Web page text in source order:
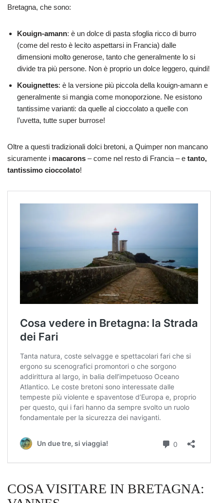
Bretagna, che sono:
Kouign-amann: è un dolce di pasta sfoglia ricco di burro
(come del resto è lecito aspettarsi in Francia) dalle
dimensioni molto generose, tanto che generalmente lo si
divide tra più persone. Non è proprio un dolce leggero, quindi!
Kouignettes: è la versione più piccola della kouign-amann e
generalmente si mangia come monoporzione. Ne esistono
tantissime varianti: da quelle al cioccolato a quelle con
l’uvetta, tutte super burrose!
Oltre a questi tradizionali dolci bretoni, a Quimper non mancano
sicuramente i macarons – come nel resto di Francia – e tanto,
tantissimo cioccolato!
COSA VISITARE IN BRETAGNA: